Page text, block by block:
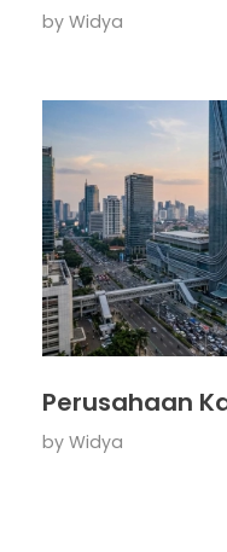
by Widya
Perusahaan
by Widya